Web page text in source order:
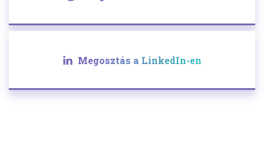
Megosztás a LinkedIn-en